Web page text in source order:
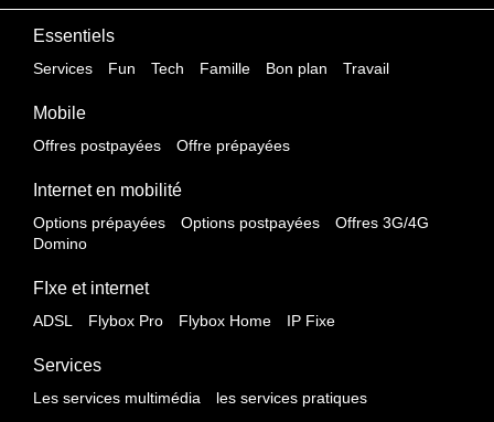
Essentiels
Services Fun Tech Famille Bon plan Travail
Mobile
Offres postpayées Offre prépayées
Internet en mobilité
Options prépayées Options postpayées
Offres 3G/4G
Domino
FIxe et internet
ADSL Flybox Pro Flybox Home IP Fixe
Services
Les services multimédia les services pratiques